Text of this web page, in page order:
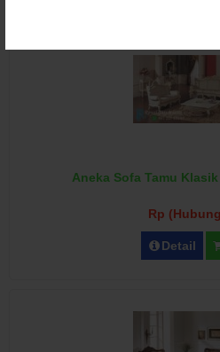
Aneka Sofa Tamu
Rp
Detail